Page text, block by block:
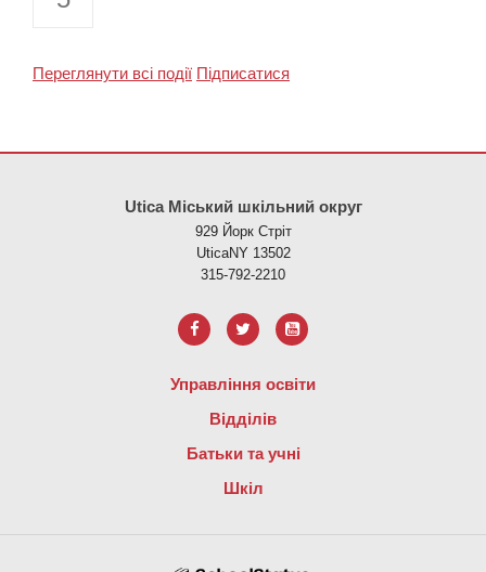
Переглянути всі події Підписатися
Utica Міський шкільний округ
929 Йорк Стріт
UticaNY 13502
315-792-2210
Управління освіти
Відділів
Батьки та учні
Шкіл